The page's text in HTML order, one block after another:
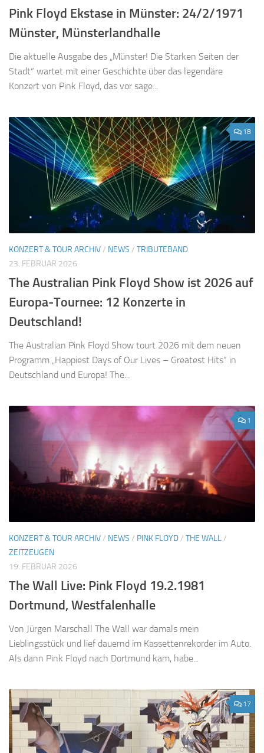
Pink Floyd Ekstase in Münster: 24/2/1971
Münster, Münsterlandhalle
Die aktuelle Ausgabe des „Münster! Die Starken Seiten der
Stadt“ wartet mit einer Geschichte über das legendäre
Konzert von Pink Floyd, das vor sage...
18
KONZERT & TOUR ARCHIV/ NEWS / TRIBUTEBAND
23. FEBRUAR 2026
The Australian Pink Floyd Show ist 2026 auf
Europa-Tournee: 12 Konzerte in
Deutschland!
The Australian Pink Floyd Show tourt 2026 mit dem neuen
Programm „Happiest Days of Our Lives – Greatest Hits“ in
Deutschland und Europa! The...
1
KONZERT & TOUR ARCHIV/ NEWS / PINK FLOYD/ THE WALL/
ZEITZEUGEN
19. FEBRUAR 2026
The Wall Live: Pink Floyd 19.2.1981
Dortmund, Westfalenhalle
Von Jürgen Marschall The Wall war damals mein
Lieblingsstück und lief dauernd im Kassettenrekorder im Auto.
Als dann Pink Floyd nach Dortmund kam, habe...
17